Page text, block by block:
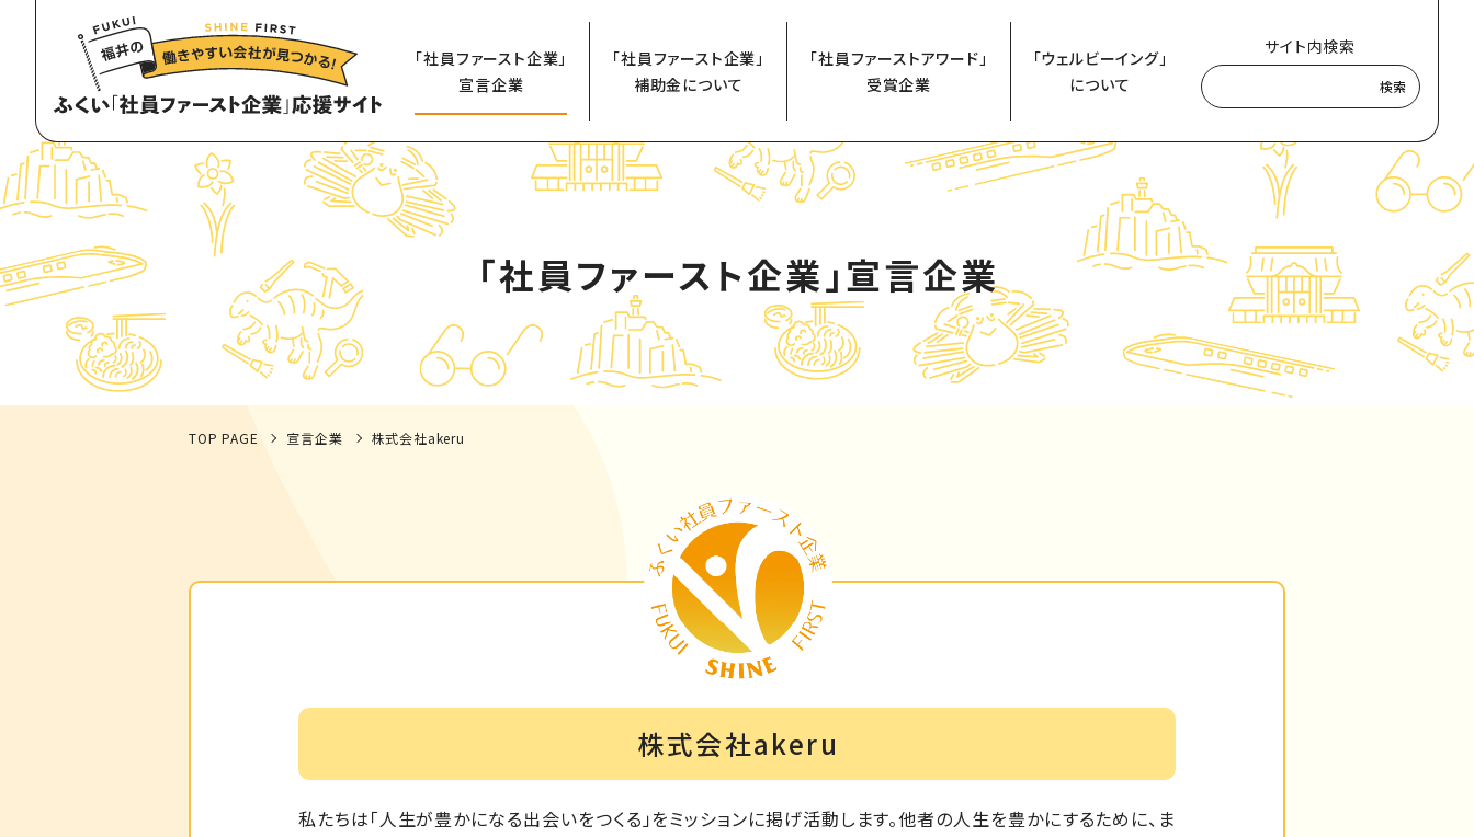
「社員ファースト企業」
宣言企業
「社員ファースト企業」
補助金について
「社員ファーストアワード」
受賞企業
「ウェルビーイング」
について
サイト内検索
検索
「社員ファースト企業」宣言企業
TOP PAGE 宣言企業 株式会社akeru
株式会社akeru
私たちは「人生が豊かになる出会いをつくる」をミッションに掲げ活動します。他者の人生を豊かにするために、ま